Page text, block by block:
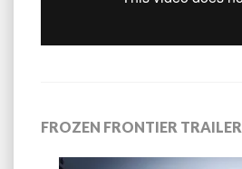
FROZEN FRONTIER TRAILER